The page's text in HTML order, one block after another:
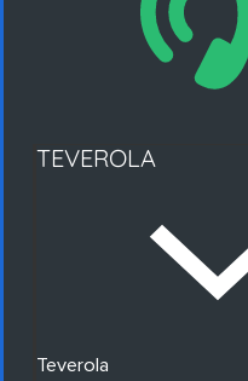
TEVEROLA
Teverola